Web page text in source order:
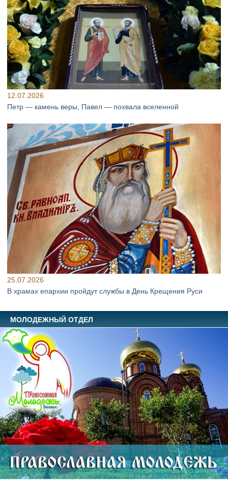
12.07.2026
Петр — камень веры, Павел — похвала вселенной
25.07.2026
В храмах епархии пройдут службы в День Крещения Руси
МОЛОДЕЖНЫЙ ОТДЕЛ